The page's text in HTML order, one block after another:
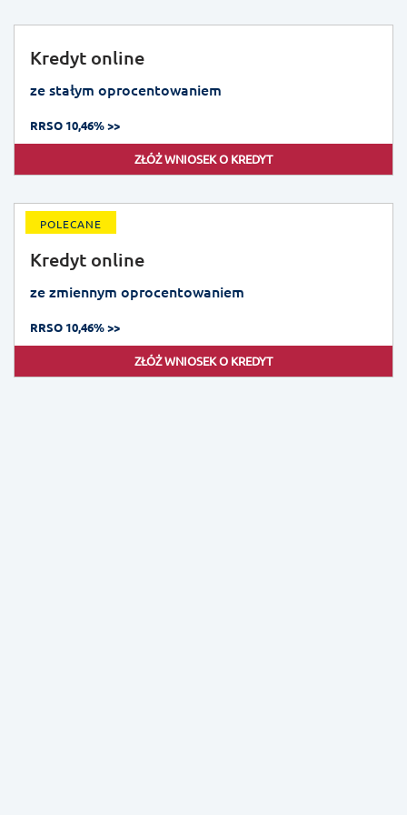
Kredyt online
ze stałym oprocentowaniem
RRSO 10,46% >>
ZŁÓŻ WNIOSEK O KREDYT
POLECANE
Kredyt online
ze zmiennym oprocentowaniem
RRSO 10,46% >>
ZŁÓŻ WNIOSEK O KREDYT